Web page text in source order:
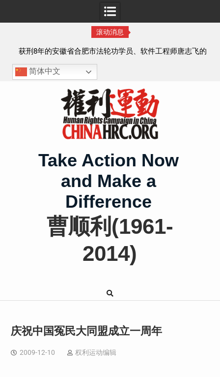
滚动消息
获刑8年的安徽省合肥市法轮功学员、软件工程师唐志飞的
案情及简历
简体中文
Take Action Now
and Make a
Difference
曹顺利(1961-
2014)
庆祝中国冤民大同盟成立一周年
2009-12-10 权利运动编辑